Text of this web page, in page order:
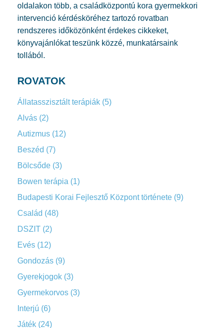
oldalakon több, a családközpontú kora gyermekkori
intervenció kérdésköréhez tartozó rovatban
rendszeres időközönként érdekes cikkeket,
könyvajánlókat teszünk közzé, munkatársaink
tollából.
ROVATOK
Állatasszisztált terápiák (5)
Alvás (2)
Autizmus (12)
Beszéd (7)
Bölcsőde (3)
Bowen terápia (1)
Budapesti Korai Fejlesztő Központ története (9)
Család (48)
DSZIT (2)
Evés (12)
Gondozás (9)
Gyerekjogok (3)
Gyermekorvos (3)
Interjú (6)
Játék (24)